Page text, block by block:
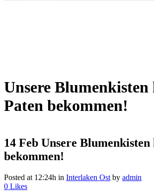
Unsere Blumenkisten
Paten bekommen!
14 Feb Unsere Blumenkisten
bekommen!
Posted at 12:24h in Interlaken Ost by admin
0 Likes